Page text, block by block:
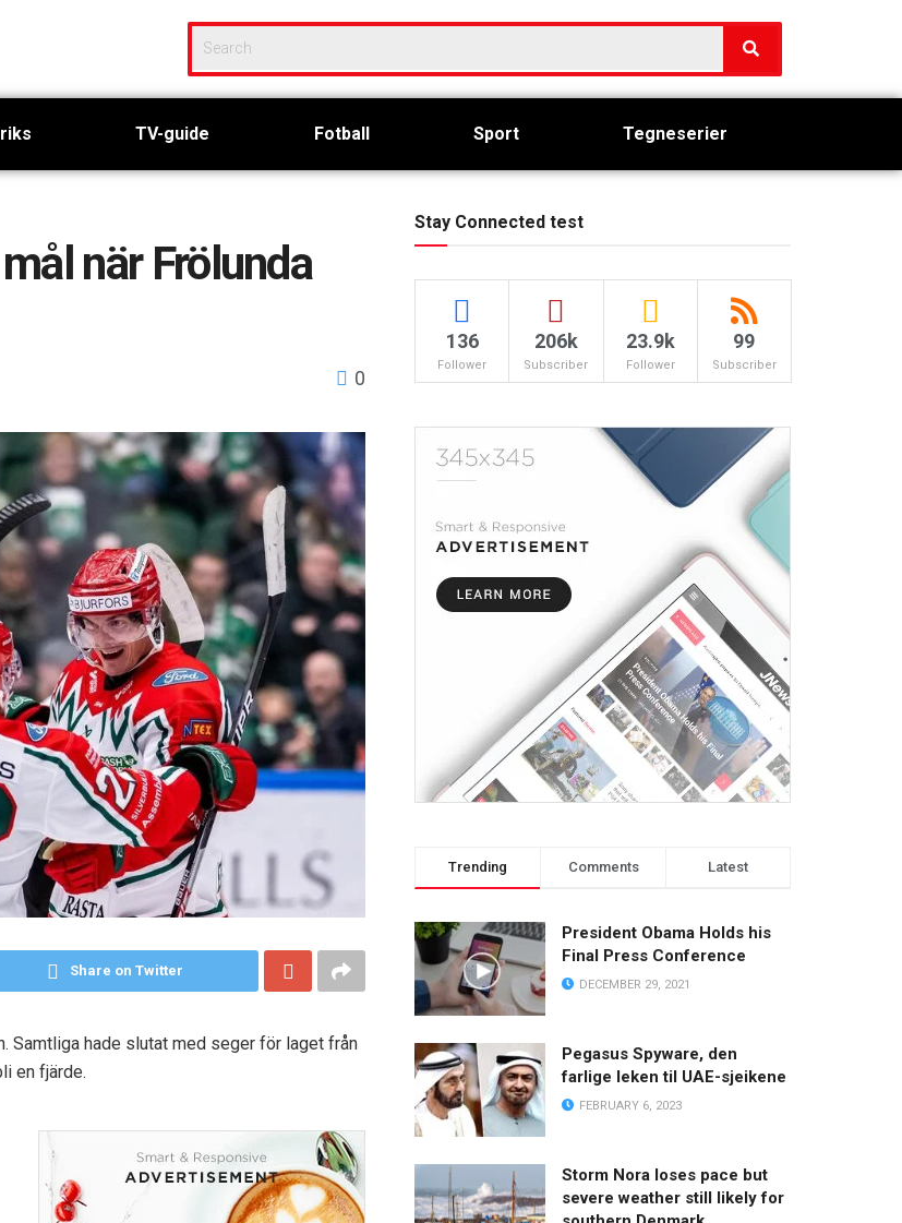
TV-guide Fotball Sport Tegneserier
när Frölunda
0
Share on Twitter
Samtliga hade slutat med seger för laget från
en fjärde.
Stay Connected test
136
Follower
206k
Subscriber
23.9k
Follower
99
Subscriber
Trending Comments Latest
President Obama Holds his
Final Press Conference
DECEMBER 29, 2021
Pegasus Spyware, den
farlige leken til UAE-sjeikene
FEBRUARY 6, 2023
Storm Nora loses pace but
severe weather still likely for